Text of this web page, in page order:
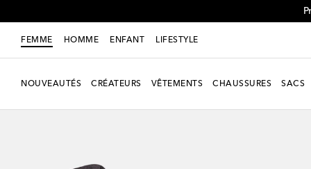
FEMME HOMME ENFANT LIFESTYLE
NOUVEAUTÉS CRÉATEURS VÊTEMENTS CHAUSSURES SACS